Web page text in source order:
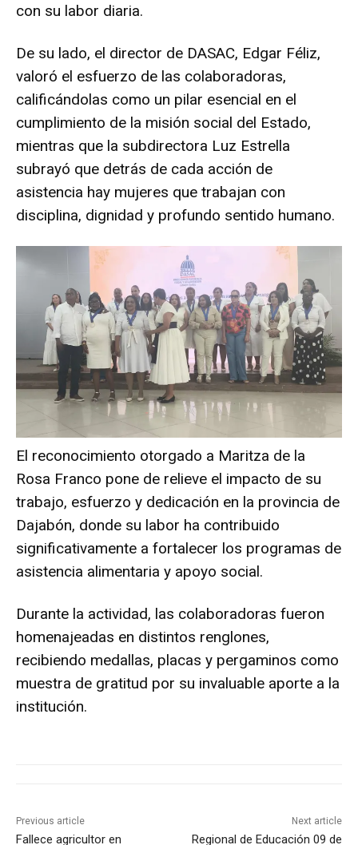
con su labor diaria.
De su lado, el director de DASAC, Edgar Féliz,
valoró el esfuerzo de las colaboradoras,
calificándolas como un pilar esencial en el
cumplimiento de la misión social del Estado,
mientras que la subdirectora Luz Estrella
subrayó que detrás de cada acción de
asistencia hay mujeres que trabajan con
disciplina, dignidad y profundo sentido humano.
El reconocimiento otorgado a Maritza de la
Rosa Franco pone de relieve el impacto de su
trabajo, esfuerzo y dedicación en la provincia de
Dajabón, donde su labor ha contribuido
significativamente a fortalecer los programas de
asistencia alimentaria y apoyo social.
Durante la actividad, las colaboradoras fueron
homenajeadas en distintos renglones,
recibiendo medallas, placas y pergaminos como
muestra de gratitud por su invaluable aporte a la
institución.
Previous article
Fallece agricultor en
Next article
Regional de Educación 09 de